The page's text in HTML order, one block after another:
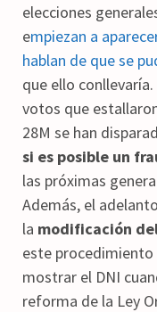
elecciones
empiezan a
hablan de que se
que ello
votos que
28M se han disparad
si es posible un
las próximas
Además, el
la modificación
este procedimiento
mostrar el DNI
reforma de la Ley